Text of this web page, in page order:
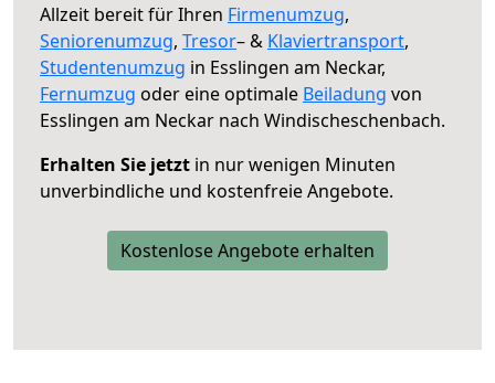
Allzeit bereit für Ihren Firmenumzug,
Seniorenumzug, Tresor– & Klaviertransport,
Studentenumzug in Esslingen am Neckar,
Fernumzug oder eine optimale Beiladung von
Esslingen am Neckar nach Windischeschenbach.
Erhalten Sie jetzt in nur wenigen Minuten
unverbindliche und kostenfreie Angebote.
Kostenlose Angebote erhalten